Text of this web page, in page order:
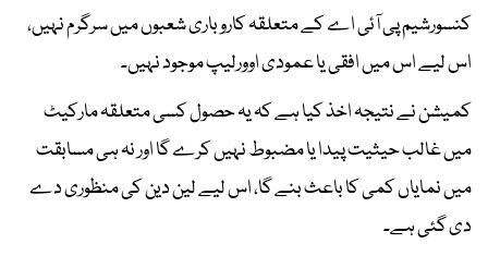
کنسورشیم پی آئی اے کے متعلقہ کاروباری شعبوں میں سرگرم نہیں،
اس لیے اس میں افقی یا عمودی اوورلیپ موجود نہیں۔
کمیشن نے نتیجہ اخذ کیا ہے کہ یہ حصول کسی متعلقہ مارکیٹ
میں غالب حیثیت پیدا یا مضبوط نہیں کرے گا اور نہ ہی مسابقت
میں نمایاں کمی کا باعث بنے گا، اس لیے لین دین کی منظوری دے
دی گئی ہے۔